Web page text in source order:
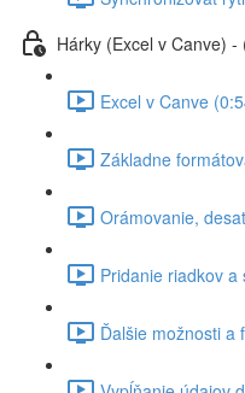
Hárky (Excel v Canve) -
Excel v Canve
Základne
Orámovanie,
Pridanie riadkov a
Ďalšie možnosti a